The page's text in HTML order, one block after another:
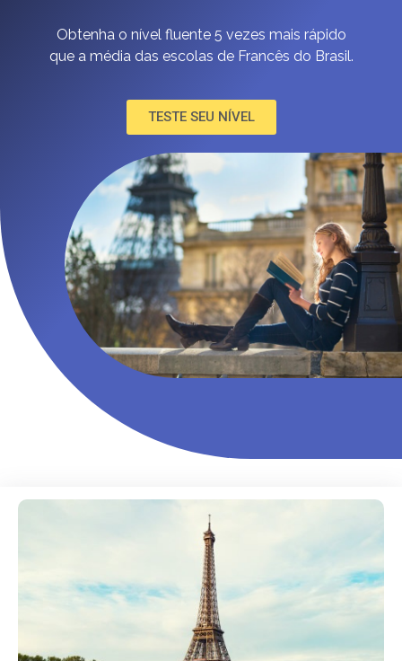
Obtenha o nível fluente 5 vezes mais rápido
que a média das escolas de Francês do Brasil.
TESTE SEU NÍVEL